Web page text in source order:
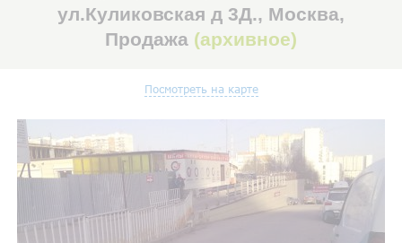
ул.Куликовская д 3Д., Москва,
Продажа (архивное)
Посмотреть на карте